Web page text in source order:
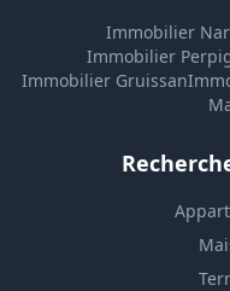
Immobilier
Immobilier
Immobilier Gruissan